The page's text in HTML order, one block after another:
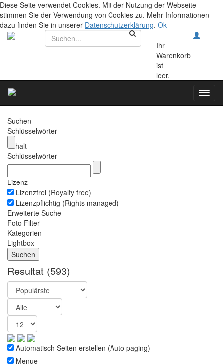
Diese Seite verwendet Cookies. Mit der Nutzung der Webseite
stimmen Sie der Verwendung von Cookies zu. Mehr Informationen
dazu finden Sie in unserer Datenschutzerklärung. Ok
Ihr
Warenkorb
ist
leer.
Suchen
Schlüsselwörter
halt
Schlüsselwörter
Lizenz
Lizenzfrei (Royalty free)
Lizenzpflichtig (Rights managed)
Erweiterte Suche
Foto Filter
Kategorien
Lightbox
Resultat (593)
Automatisch Seiten erstellen (Auto paging)
Menue